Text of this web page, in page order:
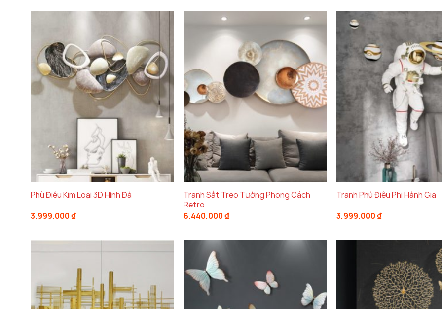
Phù Điêu Kim Loại 3D Hình Đá
3.999.000₫
Tranh Sắt Treo Tường Phong Cách
Retro
6.440.000₫
Tranh Phù Điêu Phi Hành Gia
3.999.000₫